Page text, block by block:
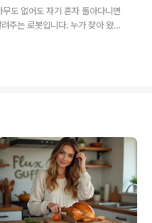
기능까지 있고, 갑자기 날씨가 나
올 수 있는 궤적 기능이 있어 그
도 없어도 자기 혼자 돌아다니면
주는 로봇입니다. 누가 찾아 왔
360도로 회전할 수 있습니다.
치를 찾는 방식이라고 합니다.
입니다) 아무도 없는..